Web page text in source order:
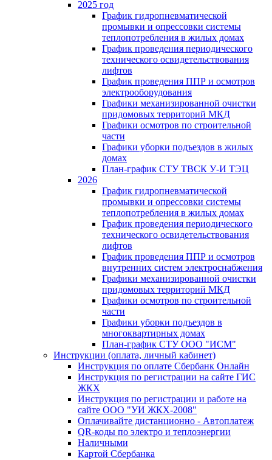
2025 год
График гидропневматической
промывки и опрессовки системы
теплопотребления в жилых домах
График проведения периодического
технического освидетельствования
лифтов
График проведения ППР и осмотров
электрооборудования
Графики механизированной очистки
придомовых территорий МКД
Графики осмотров по строительной
части
Графики уборки подъездов в жилых
домах
План-график СТУ ТВСК У-И ТЭЦ
2026
График гидропневматической
промывки и опрессовки системы
теплопотребления в жилых домах
График проведения периодического
технического освидетельствования
лифтов
График проведения ППР и осмотров
внутренних систем электроснабжения
Графики механизированной очистки
придомовых территорий МКД
Графики осмотров по строительной
части
Графики уборки подъездов в
многоквартирных домах
План-график СТУ ООО "ИСМ"
Инструкции (оплата, личный кабинет)
Инструкция по оплате Сбербанк Онлайн
Инструкция по регистрации на сайте ГИС
ЖКХ
Инструкция по регистрации и работе на
сайте ООО "УИ ЖКХ-2008"
Оплачивайте дистанционно - Автоплатеж
QR-коды по электро и теплоэнергии
Наличными
Картой Сбербанка